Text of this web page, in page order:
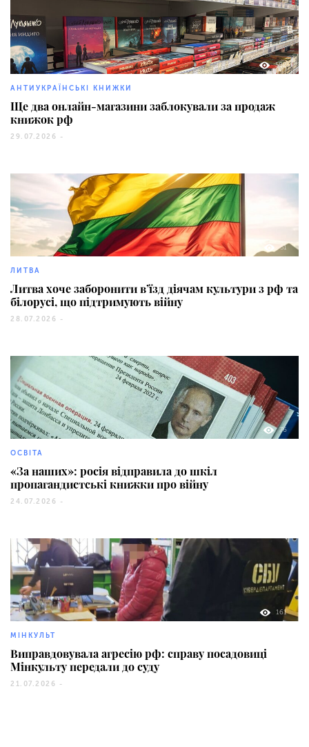
582
АНТИУКРАЇНСЬКІ КНИЖКИ
Ще два онлайн-магазини заблокували за продаж
книжок рф
29.07.2026 -
51
ЛИТВА
Литва хоче заборонити в’їзд діячам культури з рф та
білорусі, що підтримують війну
28.07.2026 -
76
ОСВІТА
«За наших»: росія відправила до шкіл
пропагандистські книжки про війну
24.07.2026 -
161
МІНКУЛЬТ
Виправдовувала агресію рф: справу посадовиці
Мінкульту передали до суду
21.07.2026 -